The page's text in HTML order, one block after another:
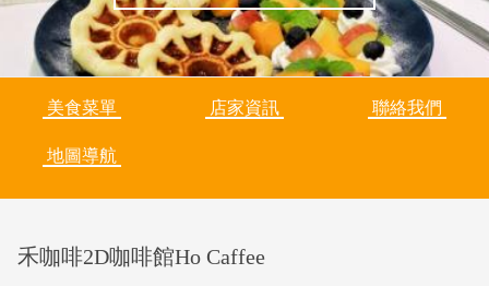
美食菜單 店家資訊 聯絡我們
地圖導航
禾咖啡2D咖啡館Ho Caffee